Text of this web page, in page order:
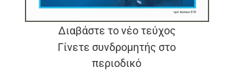
Διαβάστε το νέο τεύχος
Γίνετε συνδρομητής στο
περιοδικό